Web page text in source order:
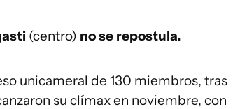
(centro) no se repostula.
unicameral de 130 miembros, tras
su clímax en noviembre, con